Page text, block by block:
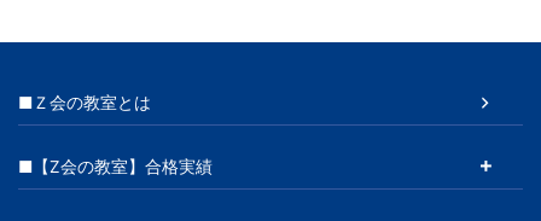
■Ｚ会の教室とは
■【Z会の教室】合格実績